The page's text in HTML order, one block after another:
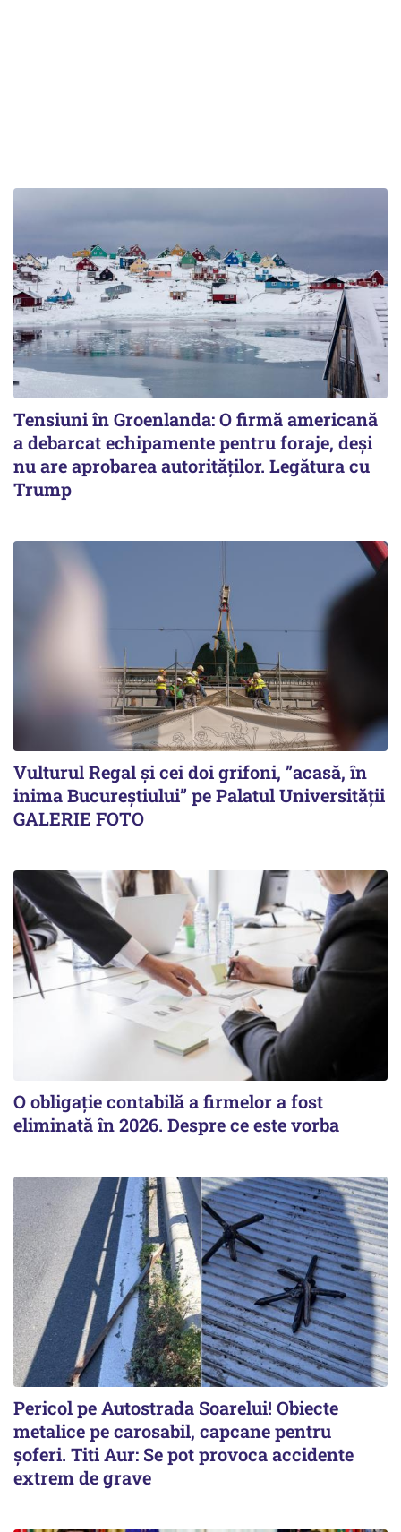
Tensiuni în Groenlanda: O firmă americană
a debarcat echipamente pentru foraje, deși
nu are aprobarea autorităților. Legătura cu
Trump
Vulturul Regal și cei doi grifoni, ”acasă, în
inima Bucureștiului” pe Palatul Universității
GALERIE FOTO
O obligație contabilă a firmelor a fost
eliminată în 2026. Despre ce este vorba
Pericol pe Autostrada Soarelui! Obiecte
metalice pe carosabil, capcane pentru
șoferi. Titi Aur: Se pot provoca accidente
extrem de grave